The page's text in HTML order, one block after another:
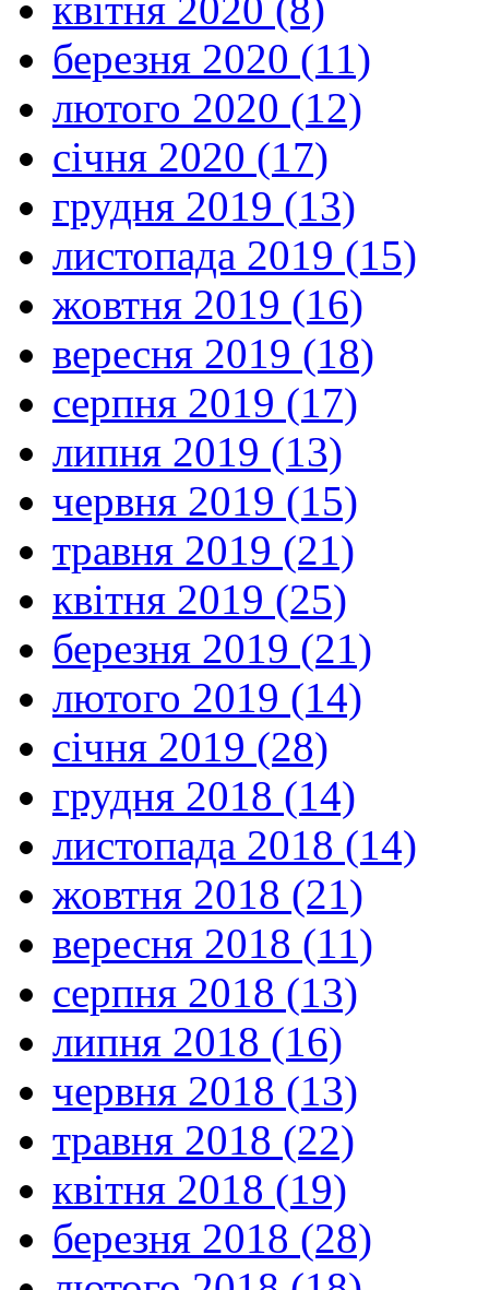
березня 2020 (11)
лютого 2020 (12)
січня 2020 (17)
грудня 2019 (13)
листопада 2019 (15)
жовтня 2019 (16)
вересня 2019 (18)
серпня 2019 (17)
липня 2019 (13)
червня 2019 (15)
травня 2019 (21)
квітня 2019 (25)
березня 2019 (21)
лютого 2019 (14)
січня 2019 (28)
грудня 2018 (14)
листопада 2018 (14)
жовтня 2018 (21)
вересня 2018 (11)
серпня 2018 (13)
липня 2018 (16)
червня 2018 (13)
травня 2018 (22)
квітня 2018 (19)
березня 2018 (28)